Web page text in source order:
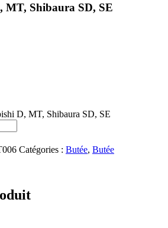
MT, Shibaura SD, SE
D, MT, Shibaura SD, SE
Catégories : Butée, Butée